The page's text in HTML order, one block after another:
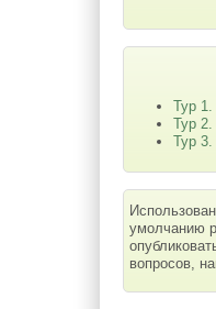
Тур 1.
Тур 2.
Тур 3.
умолчанию
вопросов,